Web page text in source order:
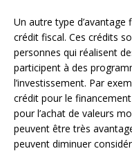
Un autre type
crédit fiscal. Ces crédits
personnes qui réalisent
participent à des
l’investissement. Par
crédit pour le
pour l’achat de valeurs
peuvent être très
peuvent diminuer